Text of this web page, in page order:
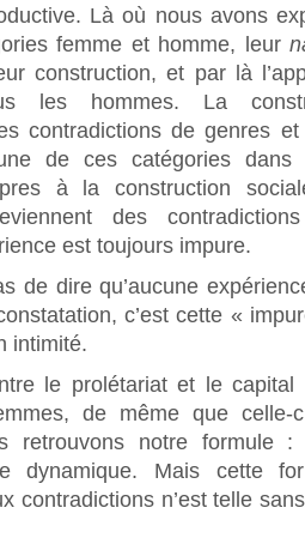
Là où nous avons
femme et homme, leur
construction, et par là
les hommes. La
contradictions de genres
de ces catégories dans
à la construction
des
est toujours impure.
de dire qu’aucune
c’est cette «
intimité.
le prolétariat et le
de même que celle-
retrouvons notre formule
dynamique. Mais cette
contradictions n’est telle